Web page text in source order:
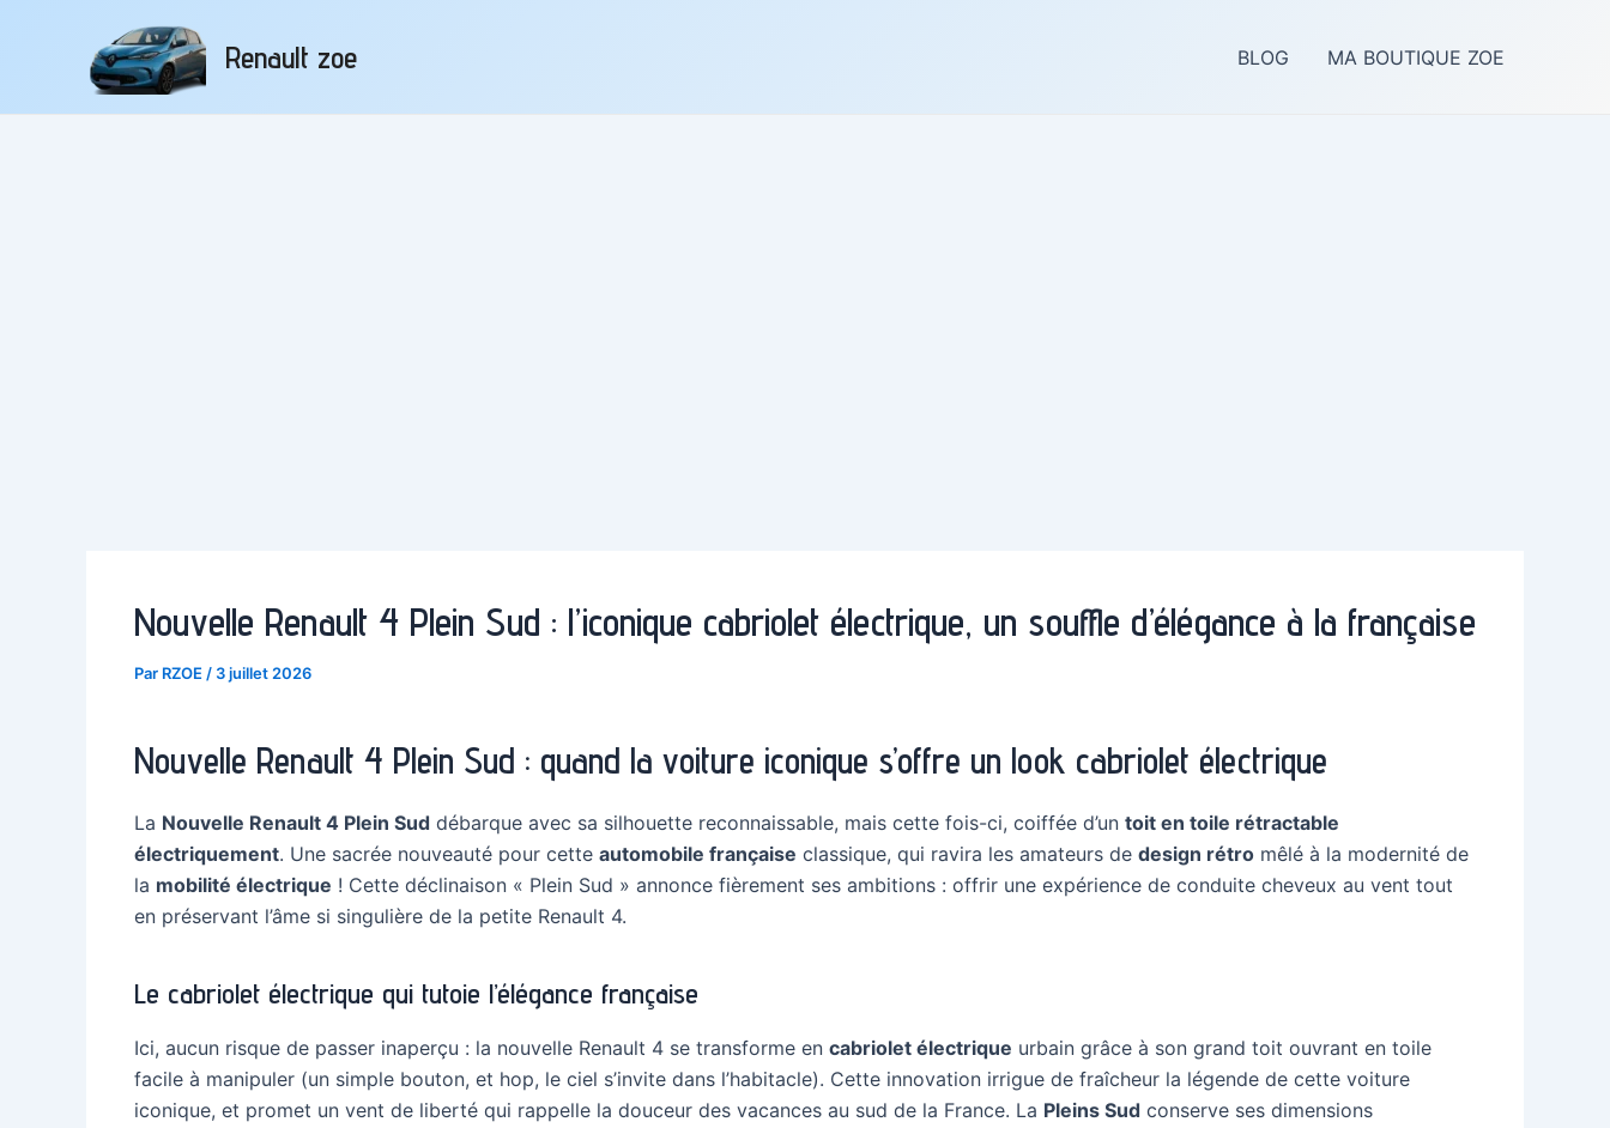
Renault zoe BLOG MA BOUTIQUE ZOE
Nouvelle Renault 4 Plein Sud : l’iconique cabriolet électrique, un souffle d’élégance à la française
Par RZOE / 3 juillet 2026
Nouvelle Renault 4 Plein Sud : quand la voiture iconique s’offre un look cabriolet électrique
La Nouvelle Renault 4 Plein Sud débarque avec sa silhouette reconnaissable, mais cette fois-ci, coiffée d’un toit en toile rétractable
électriquement. Une sacrée nouveauté pour cette automobile française classique, qui ravira les amateurs de design rétro mêlé à la modernité de
la mobilité électrique ! Cette déclinaison « Plein Sud » annonce fièrement ses ambitions : offrir une expérience de conduite cheveux au vent tout
en préservant l’âme si singulière de la petite Renault 4.
Le cabriolet électrique qui tutoie l’élégance française
Ici, aucun risque de passer inaperçu : la nouvelle Renault 4 se transforme en cabriolet électrique urbain grâce à son grand toit ouvrant en toile
facile à manipuler (un simple bouton, et hop, le ciel s’invite dans l’habitacle). Cette innovation irrigue de fraîcheur la légende de cette voiture
iconique, et promet un vent de liberté qui rappelle la douceur des vacances au sud de la France. La Pleins Sud conserve ses dimensions